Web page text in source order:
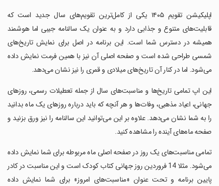
اپلیکیشن تقویم ۱۴۰۵ یکی از کامل‌ترین تقویم‌های سال جدید است که
قابلیت‌های متنوع و جذابی دارد و به عنوان یک سالنامه جیبی اما هوشمند
همیشه در دسترس شما است. این برنامه در اصل برای نمایش تاریخ‌های
شمسی طراحی شده است و صفحه اصلی آن نیز با همین فرمت نمایش داده
می‌شود. اما در کنار آن تاریخ‌های میلادی و قمری را نیز نشان می‌دهد.
این اپ تمامی تاریخ‌ها و مناسبت‌های سال از جمله تعطیلات رسمی، روزهای
جهانی، اعیاد مذهبی، وفات‌ها و هر آنچه که باید درباره روزهای یک ماه بدانید
را به شما نشان می‌دهد. علاوه بر این می‌توانید این سالنامه را نیز ورق بزنید و
صفحه ماه‌های آینده را مشاهده کنید.
تمامی مناسبت‌های یک روز در صفحه اصلی ماه مربوطه برای شما نمایش داده
می‌شود. مثلا 14 فروردین روز جهانی کتاب کودک است و این مناسبت در کادر
پایین برنامه و تحت عنوان «مناسبت‌های امروز» برای شما نمایش داده